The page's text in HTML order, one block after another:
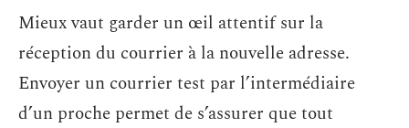
Mieux vaut garder un œil attentif sur la
réception du courrier à la nouvelle adresse.
Envoyer un courrier test par l’intermédiaire
d’un proche permet de s’assurer que tout